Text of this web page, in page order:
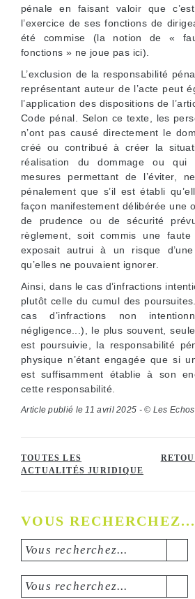
pénale en faisant valoir que
l’exercice de ses fonctions de
été commise (la notion de «
fonctions » ne joue pas ici).
L’exclusion de la responsabilité
représentant auteur de l’acte peut
l’application des dispositions de
Code pénal. Selon ce texte, les
n’ont pas causé directement le
créé ou contribué à créer la
réalisation du dommage ou qui
mesures permettant de l’éviter,
pénalement que s’il est établi
façon manifestement délibérée une
de prudence ou de sécurité
règlement, soit commis une
exposait autrui à un risque
qu’elles ne pouvaient ignorer.
Ainsi, dans le cas d’infractions
plutôt celle du cumul des
cas d’infractions non
négligence...), le plus souvent,
est poursuivie, la responsabilité
physique n’étant engagée que si
est suffisamment établie à son
cette responsabilité.
Article publié le 11 avril 2025 - © Les
TOUTES LES
ACTUALITÉS JURIDIQUE
VOUS RECHERCHEZ...
Vous recherchez...
Vous recherchez...